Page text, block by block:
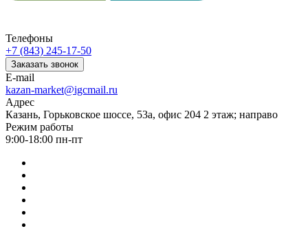
Телефоны
+7 (843) 245-17-50
Заказать звонок
E-mail
kazan-market@igcmail.ru
Адрес
Казань, ​Горьковское шоссе, 53а, офис 204 2 этаж; направо
Режим работы
9:00-18:00 пн-пт